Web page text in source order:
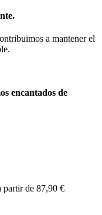
a mantener el
encantados de
partir de 87,90 €